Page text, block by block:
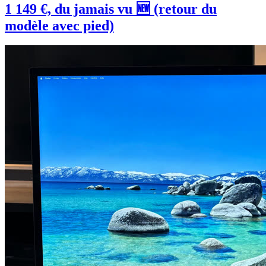
1 149 €, du jamais vu 🆕 (retour du
modèle avec pied)